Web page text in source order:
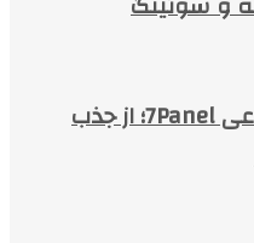
خدمات شبکه‌های اجتماعی 7Panel؛ از جذب